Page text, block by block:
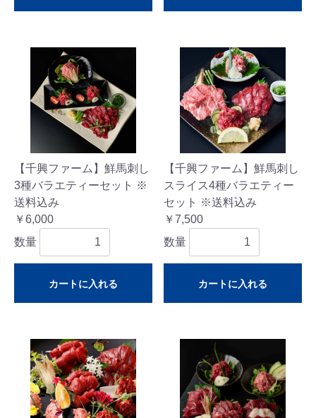
【千興ファーム】鮮馬刺し
3種バラエティーセット ※
送料込み
￥6,000
数量
カートに入れる
【千興ファーム】鮮馬刺し
スライス4種バラエティー
セット ※送料込み
￥7,500
数量
カートに入れる